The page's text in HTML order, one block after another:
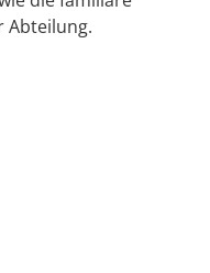
Abteilung.